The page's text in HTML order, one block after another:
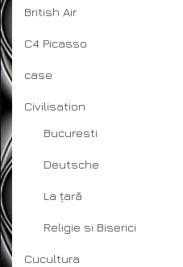
British Air
C4 Picasso
case
Civilisation
Bucuresti
Deutsche
La țară
Religie si Biserici
Cucultura